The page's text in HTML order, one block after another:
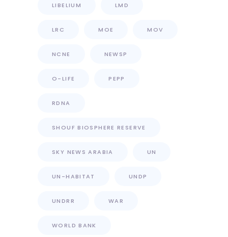
LIBELIUM LMD
LRC MOE MOV
NCNE NEWSP
O-LIFE PEPP
RDNA
SHOUF BIOSPHERE RESERVE
SKY NEWS ARABIA UN
UN-HABITAT UNDP
UNDRR WAR
WORLD BANK